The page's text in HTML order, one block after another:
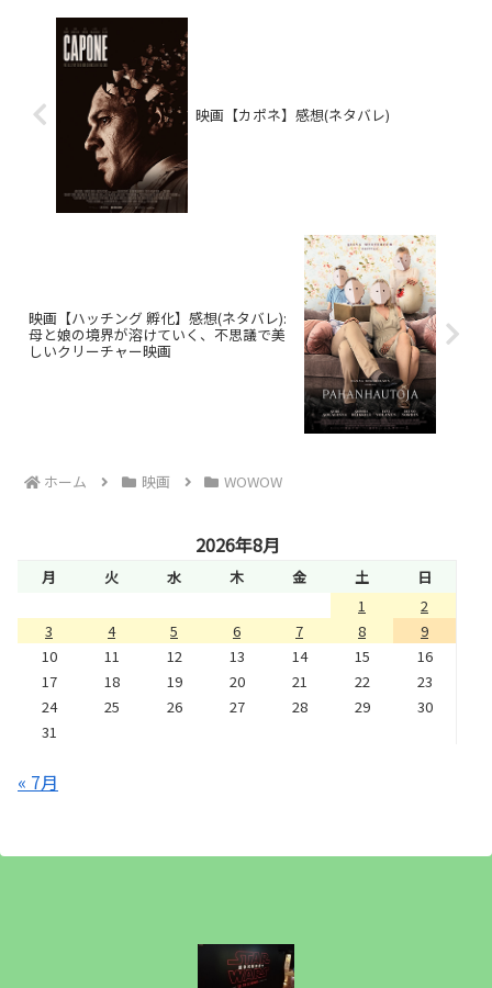
映画【カポネ】感想(ネタバレ)
映画【ハッチング 孵化】感想(ネタバレ):
母と娘の境界が溶けていく、不思議で美
しいクリーチャー映画
ホーム 映画 WOWOW
2026年8月
月 火 水 木 金 土
日
1
2
3
4 5 6 7 8
9
10
11 12 13 14 15
16
17
18 19 20 21 22
23
24
25 26 27 28 29
30
31
« 7月